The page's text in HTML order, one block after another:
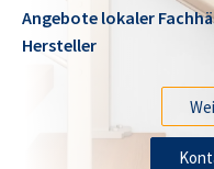
Angebote lokaler
Hersteller